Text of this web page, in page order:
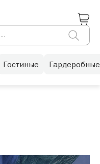
Гостиные Гардеробные